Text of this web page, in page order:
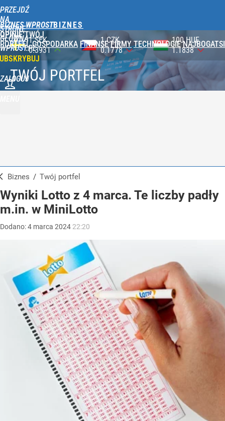
PRZEJDŹ
NA
STRONĘ
GŁÓWNĄ
WPROST.PL
BIZNES WPROST
OPINIE TWÓJ
PORTFEL GOSPODARKA FINANSE FIRMY TECHNOLOGIE NAJBOGATSI
ZALOGUJ
1 CZK
0.1778
100 HUF
1.1838
1 UAH
0.0831
TWÓJ PORTFEL
Biznes / Twój portfel
Wyniki Lotto z 4 marca. Te liczby padły
m.in. w MiniLotto
Dodano:4 marca 2024 22:20